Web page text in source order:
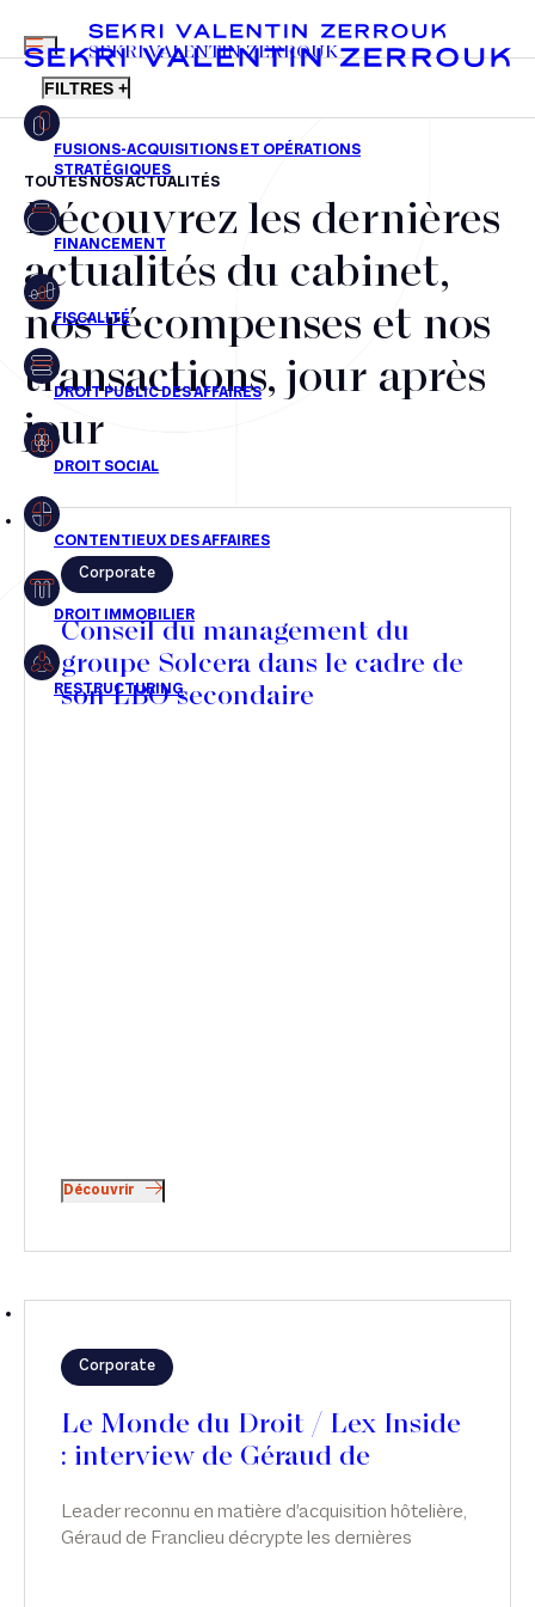
FR EN
MENU
SEKRI VALENTIN ZERROUK
FILTRES +
Fusions-acquisitions et opérations stratégiques
Financement
Fiscalité
Droit public des affaires
Droit social
Droit immobilier
Restructuring
Article
TOUTES NOS ACTUALITÉS
Découvrez les dernières
actualités du cabinet,
nos récompenses et nos
transactions, jour après
jour
Corporate
Conseil du management du
groupe Solcera dans le cadre de
son LBO secondaire
Découvrir
Corporate
Leader reconnu en matière d'acquisition hôtelière,
Géraud de Franclieu décrypte les dernières
Le Monde du Droit / Lex Inside
: interview de Géraud de